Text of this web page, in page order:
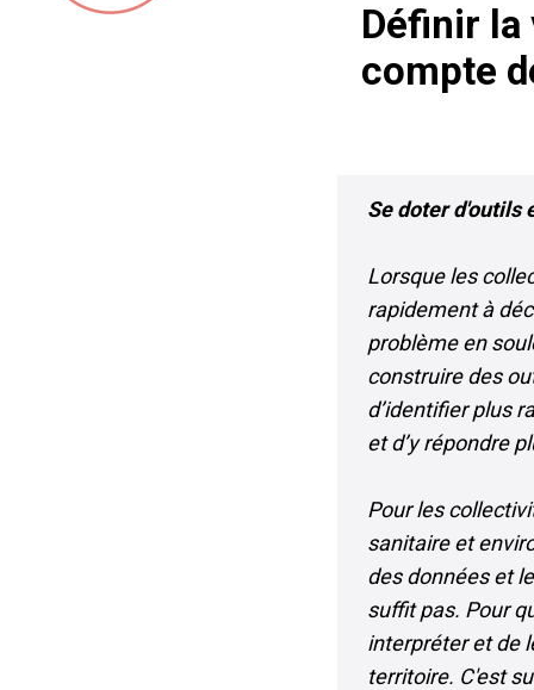
Définir
compte
Se doter d'outils
Lorsque les
rapidement à
problème en
construire des
d’identifier plus
et d’y répondre
Pour les
sanitaire et
des données et
suffit pas. Pour
interpréter et de
territoire. C'est